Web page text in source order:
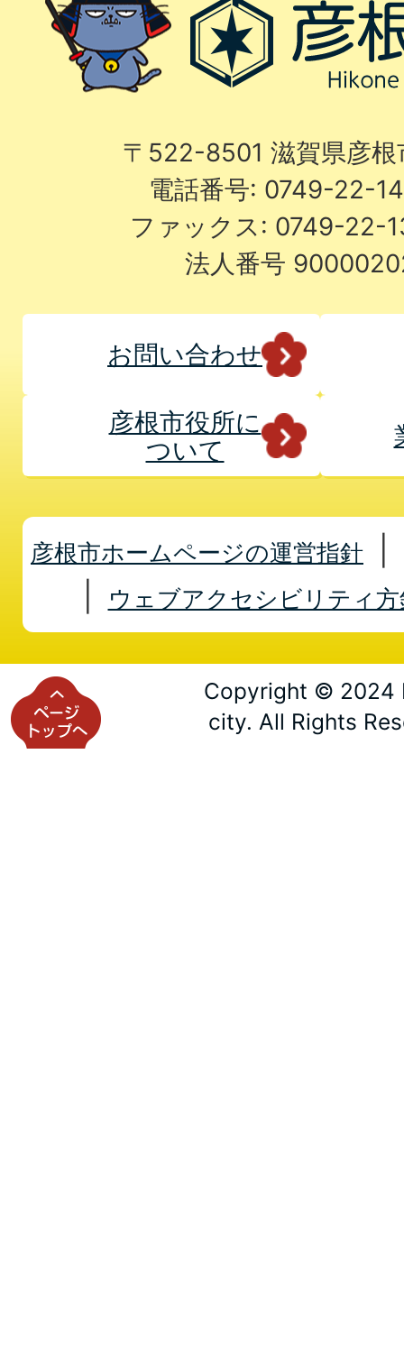
〒522-8501 滋賀県彦
電話番号: 0749-22-
ファックス: 0749-22-
法人番号
お問い合わせ
彦根市役所に
ついて
彦根市ホームページの運営指針
ウェブアクセシビリティ方
Copyright © 2024
city. All Rights